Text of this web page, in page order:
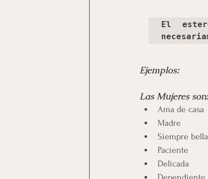
El
Ejemplos:
Las Mujeres son:
Ama de casa
Madre
Siempre bella
Paciente
Delicada